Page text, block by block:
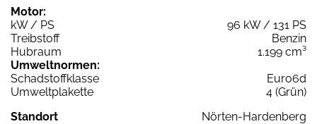
Motor:
kW / PS
96 kW / 131 PS
Treibstoff
Benzin
Hubraum
1.199 cm³
Umweltnormen:
Schadstoffklasse
Euro6d
Umweltplakette
4 (Grün)
Standort
Nörten-Hardenberg